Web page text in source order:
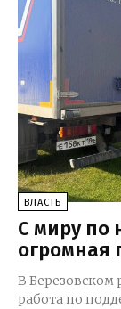
ВЛАСТЬ
С миру по
огромная
В Березовском
работа по